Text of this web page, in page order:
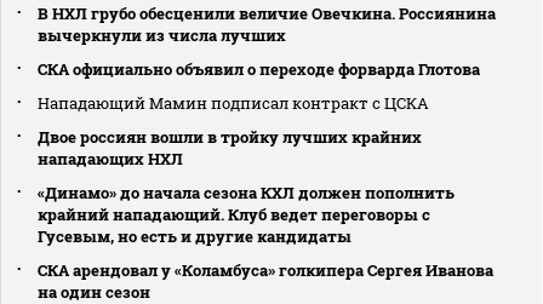
В НХЛ грубо обесценили величие Овечкина. Россиянина
вычеркнули из числа лучших
СКА официально объявил о переходе форварда Глотова
Нападающий Мамин подписал контракт с ЦСКА
Двое россиян вошли в тройку лучших крайних
нападающих НХЛ
«Динамо» до начала сезона КХЛ должен пополнить
крайний нападающий. Клуб ведет переговоры с
Гусевым, но есть и другие кандидаты
СКА арендовал у «Коламбуса» голкипера Сергея Иванова
на один сезон